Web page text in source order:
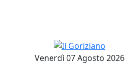
Venerdì 07 Agosto 2026